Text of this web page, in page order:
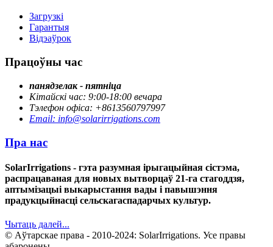
Загрузкі
Гарантыя
Відэаўрок
Працоўны час
панядзелак - пятніца
Кітайскі час: 9:00-18:00 вечара
Тэлефон офіса: +8613560797997
Email: info@solarirrigations.com
Пра нас
SolarIrrigations - гэта разумная ірыгацыйная сістэма,
распрацаваная для новых вытворцаў 21-га стагоддзя,
аптымізацыі выкарыстання вады і павышэння
прадукцыйнасці сельскагаспадарчых культур.
Чытаць далей...
© Аўтарскае права - 2010-2024: SolarIrrigations. Усе правы